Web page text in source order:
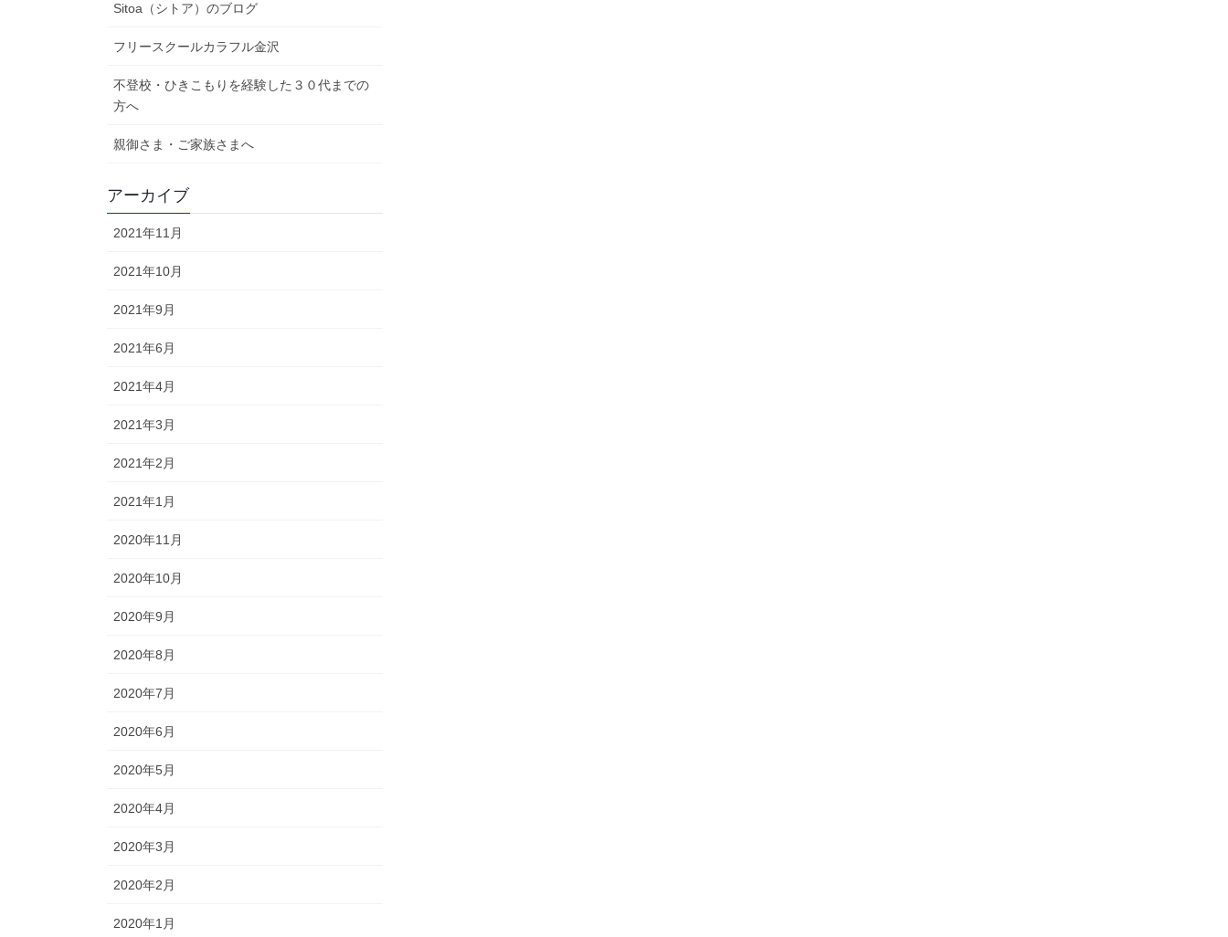
Sitoa（シトア）のブログ
フリースクールカラフル金沢
不登校・ひきこもりを経験した３０代までの
方へ
親御さま・ご家族さまへ
アーカイブ
2021年11月
2021年10月
2021年9月
2021年6月
2021年4月
2021年3月
2021年2月
2021年1月
2020年11月
2020年10月
2020年9月
2020年8月
2020年7月
2020年6月
2020年5月
2020年4月
2020年3月
2020年2月
2020年1月